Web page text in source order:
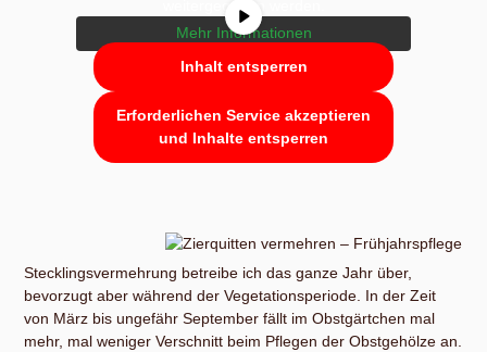
Mehr Informationen
Inhalt entsperren
Erforderlichen Service akzeptieren
und Inhalte entsperren
Stecklingsvermehrung betreibe ich das ganze Jahr über,
bevorzugt aber während der Vegetationsperiode. In der Zeit
von März bis ungefähr September fällt im Obstgärtchen mal
mehr, mal weniger Verschnitt beim Pflegen der Obstgehölze an.